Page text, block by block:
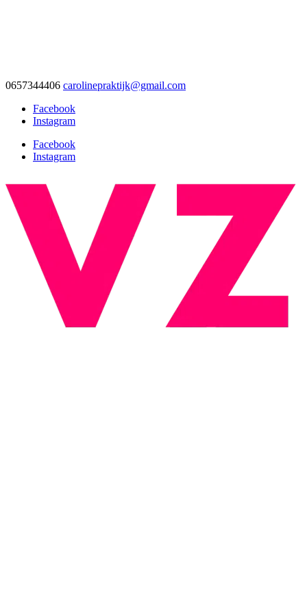
0657344406 carolinepraktijk@gmail.com
Facebook
Instagram
Facebook
Instagram